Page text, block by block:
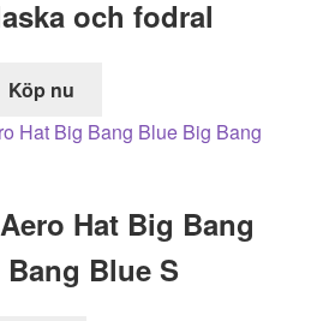
och fodral
Köp nu
Hat Big Bang
Blue S